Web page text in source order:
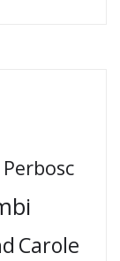
Carole